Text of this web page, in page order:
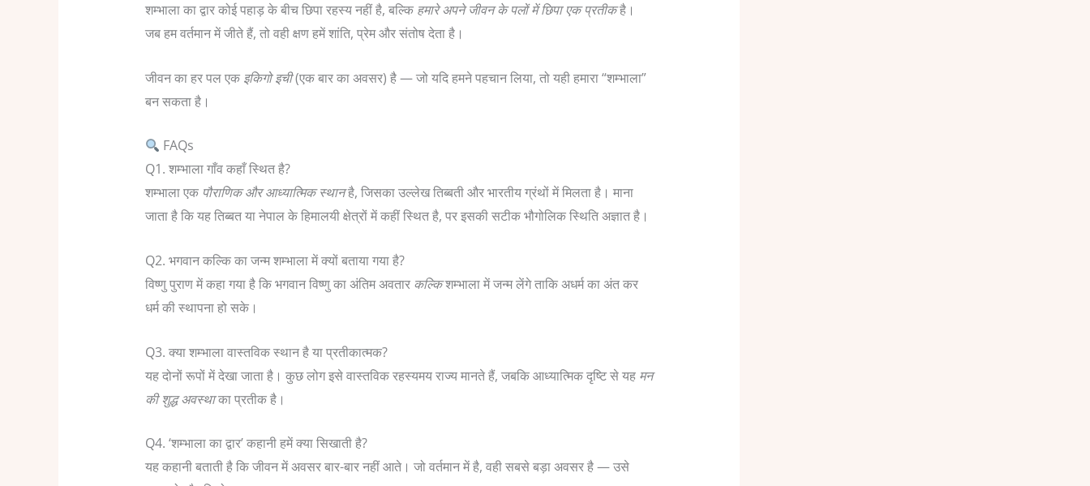
शम्भाला का द्वार कोई पहाड़ के बीच छिपा रहस्य नहीं है, बल्कि हमारे अपने जीवन के पलों में छिपा एक प्रतीकहै।
जब हम वर्तमान में जीते हैं, तो वही क्षण हमें शांति, प्रेम और संतोष देता है।
जीवन का हर पल एक इकिगो इची(एक बार का अवसर) है — जो यदि हमने पहचान लिया, तो यही हमारा “शम्भाला”
बन सकता है।
FAQs
Q1. शम्भाला गाँव कहाँ स्थित है?
शम्भाला एक पौराणिक और आध्यात्मिक स्थानहै, जिसका उल्लेख तिब्बती और भारतीय ग्रंथों में मिलता है। माना
जाता है कि यह तिब्बत या नेपाल के हिमालयी क्षेत्रों में कहीं स्थित है, पर इसकी सटीक भौगोलिक स्थिति अज्ञात है।
Q2. भगवान कल्कि का जन्म शम्भाला में क्यों बताया गया है?
विष्णु पुराण में कहा गया है कि भगवान विष्णु का अंतिम अवतार कल्किशम्भाला में जन्म लेंगे ताकि अधर्म का अंत कर
धर्म की स्थापना हो सके।
Q3. क्या शम्भाला वास्तविक स्थान है या प्रतीकात्मक?
यह दोनों रूपों में देखा जाता है। कुछ लोग इसे वास्तविक रहस्यमय राज्य मानते हैं, जबकि आध्यात्मिक दृष्टि से यह मन
की शुद्ध अवस्थाका प्रतीक है।
Q4. ‘शम्भाला का द्वार’ कहानी हमें क्या सिखाती है?
यह कहानी बताती है कि जीवन में अवसर बार-बार नहीं आते। जो वर्तमान में है, वही सबसे बड़ा अवसर है — उसे